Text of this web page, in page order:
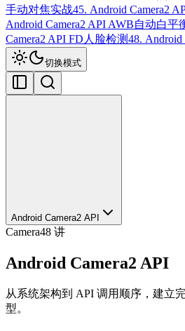
手动对焦实战45. Android Camera2
Android Camera2 API AWB自动白平
Camera2 API FD人脸检测48. Android
切换模式
Android Camera2 API
Camera48 讲
Android Camera2 API
从系统架构到 API 调用顺序，建立
型。